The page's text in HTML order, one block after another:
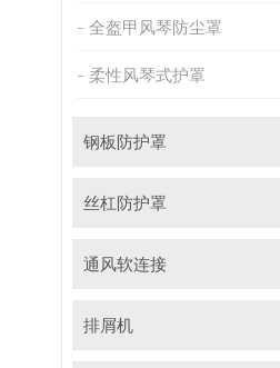
全盔甲风琴防尘罩
柔性风琴式护罩
钢板防护罩
丝杠防护罩
通风软连接
排屑机